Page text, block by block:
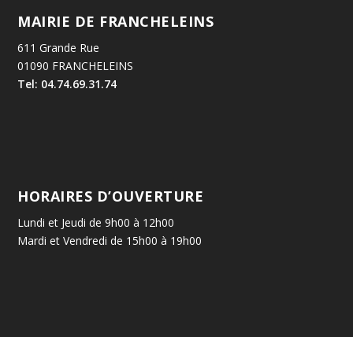
MAIRIE DE FRANCHELEINS
611 Grande Rue
01090 FRANCHELEINS
Tel: 04.74.69.31.74
HORAIRES D’OUVERTURE
Lundi et Jeudi de 9h00 à 12h00
Mardi et Vendredi de 15h00 à 19h00